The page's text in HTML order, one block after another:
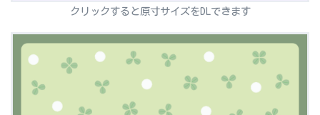
クリックすると原寸サイズをDLできます